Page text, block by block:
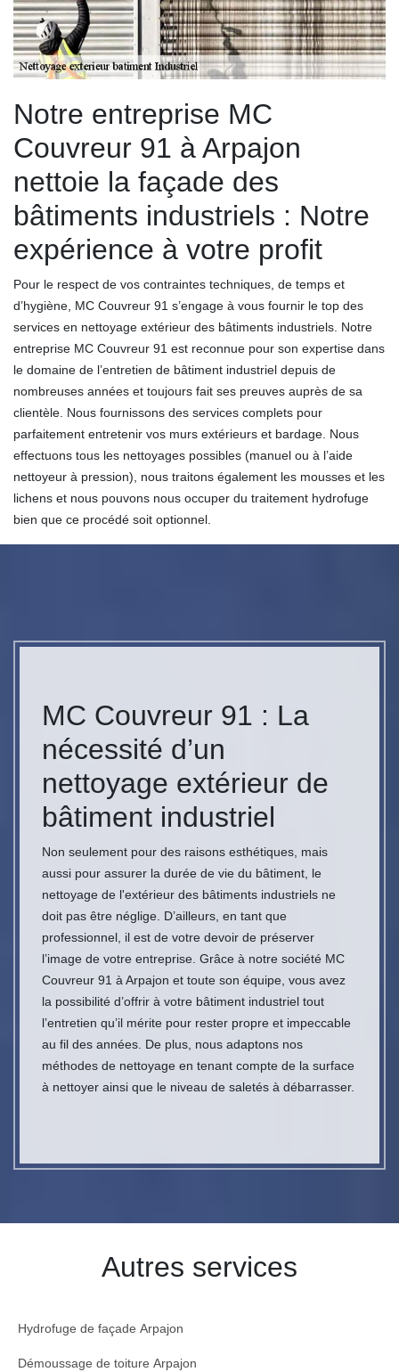
Notre entreprise MC
Couvreur 91 à Arpajon
nettoie la façade des
bâtiments industriels : Notre
expérience à votre profit
Pour le respect de vos contraintes techniques, de temps et
d’hygiène, MC Couvreur 91 s’engage à vous fournir le top des
services en nettoyage extérieur des bâtiments industriels. Notre
entreprise MC Couvreur 91 est reconnue pour son expertise dans
le domaine de l’entretien de bâtiment industriel depuis de
nombreuses années et toujours fait ses preuves auprès de sa
clientèle. Nous fournissons des services complets pour
parfaitement entretenir vos murs extérieurs et bardage. Nous
effectuons tous les nettoyages possibles (manuel ou à l’aide
nettoyeur à pression), nous traitons également les mousses et les
lichens et nous pouvons nous occuper du traitement hydrofuge
bien que ce procédé soit optionnel.
MC Couvreur 91 : La
nécessité d’un
nettoyage extérieur de
bâtiment industriel
Non seulement pour des raisons esthétiques, mais
aussi pour assurer la durée de vie du bâtiment, le
nettoyage de l'extérieur des bâtiments industriels ne
doit pas être néglige. D’ailleurs, en tant que
professionnel, il est de votre devoir de préserver
l’image de votre entreprise. Grâce à notre société MC
Couvreur 91 à Arpajon et toute son équipe, vous avez
la possibilité d’offrir à votre bâtiment industriel tout
l’entretien qu’il mérite pour rester propre et impeccable
au fil des années. De plus, nous adaptons nos
méthodes de nettoyage en tenant compte de la surface
à nettoyer ainsi que le niveau de saletés à débarrasser.
Autres services
Hydrofuge de façade Arpajon
Démoussage de toiture Arpajon